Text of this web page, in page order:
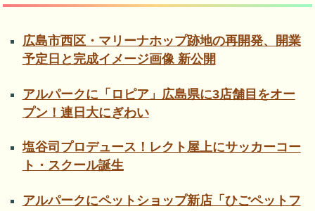
広島市西区・マリーナホップ跡地の再開発、開業
予定日と完成イメージ画像 新公開
アルパークに「ロピア」広島県に3店舗目をオー
プン！連日大にぎわい
塩谷司プロデュース！レクト屋上にサッカーコー
ト・スクール誕生
アルパークにペットショップ新店「ひごペットフ